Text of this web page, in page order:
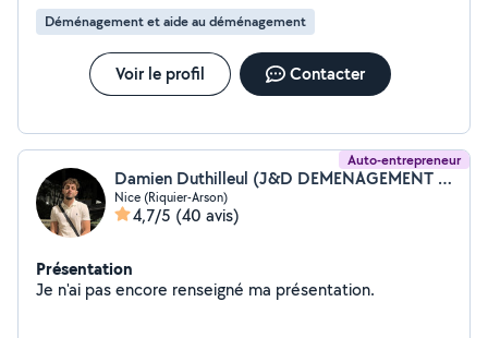
Déménagement et aide au déménagement
Voir le profil Contacter
Auto-entrepreneur
Damien Duthilleul (J&D DEMENAGEMENT NICE - MONTE MEUBLE)
Nice (Riquier-Arson)
4,7/5 (40 avis)
Présentation
Je n'ai pas encore renseigné ma présentation.